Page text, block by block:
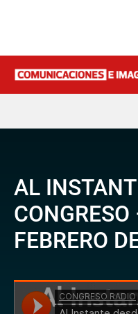
AL
FEBRERO